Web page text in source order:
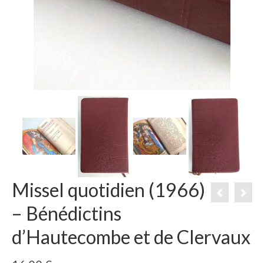
Missel quotidien (1966)
– Bénédictins
d’Hautecombe et de Clervaux